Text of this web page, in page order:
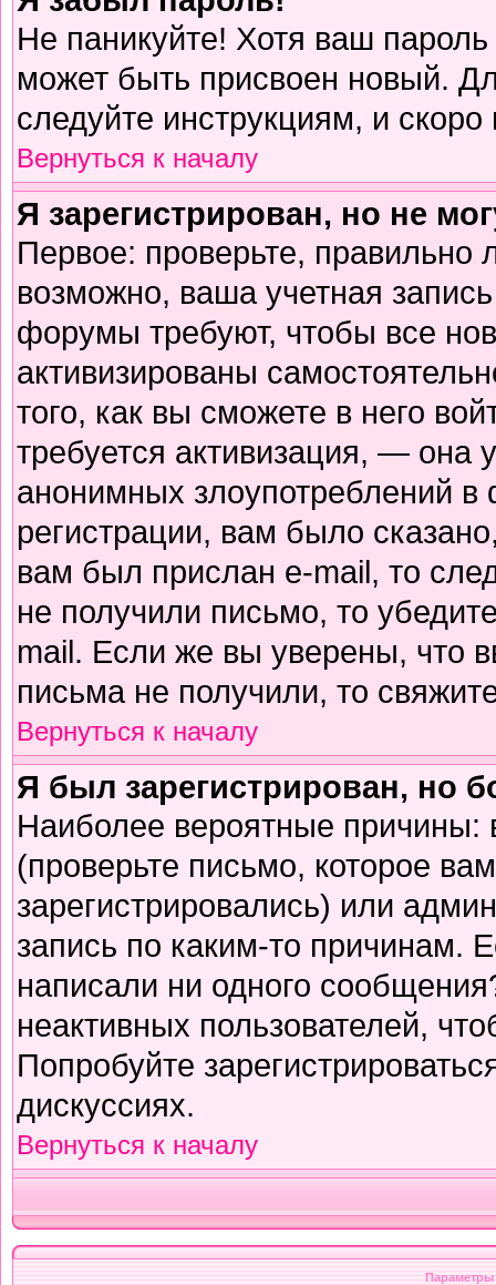
Не паникуйте! Хотя ваш
может быть присвоен новый.
следуйте инструкциям, и
Вернуться к началу
Я зарегистрирован, но не
Первое: проверьте,
возможно, ваша учетная
форумы требуют, чтобы все
активизированы
того, как вы сможете в него
требуется активизация, — она
анонимных злоупотреблений
регистрации, вам было
вам был прислан e-mail, то
не получили письмо, то
mail. Если же вы уверены, что
письма не получили, то
Вернуться к началу
Я был зарегистрирован, но
Наиболее вероятные причины:
(проверьте письмо, которое
зарегистрировались) или
запись по каким-то причинам.
написали ни одного
неактивных пользователей,
Попробуйте
дискуссиях.
Вернуться к началу
Параметры